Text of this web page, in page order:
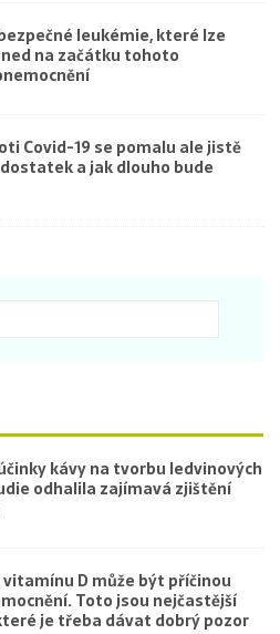
leukémie, které lze
na začátku tohoto
Covid-19 se pomalu ale jistě
a jak dlouho bude
kávy na tvorbu ledvinových
odhalila zajímavá zjištění
D může být příčinou
Toto jsou nejčastější
je třeba dávat dobrý pozor